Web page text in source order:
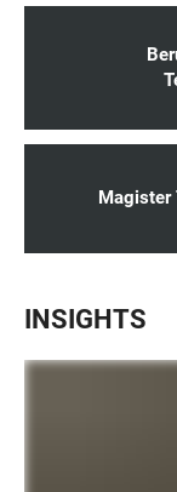
Magister
INSIGHTS